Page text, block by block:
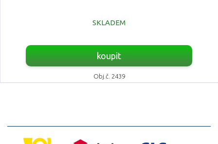
SKLADEM
koupit
Obj.č. 2439